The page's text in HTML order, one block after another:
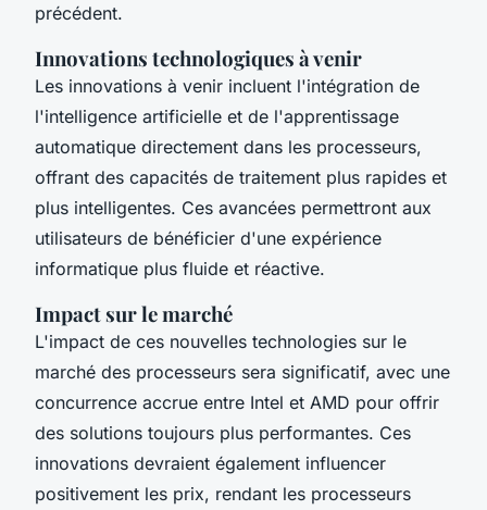
précédent.
Innovations technologiques à venir
Les innovations à venir incluent l'intégration de
l'intelligence artificielle et de l'apprentissage
automatique directement dans les processeurs,
offrant des capacités de traitement plus rapides et
plus intelligentes. Ces avancées permettront aux
utilisateurs de bénéficier d'une expérience
informatique plus fluide et réactive.
Impact sur le marché
L'impact de ces nouvelles technologies sur le
marché des processeurs sera significatif, avec une
concurrence accrue entre Intel et AMD pour offrir
des solutions toujours plus performantes. Ces
innovations devraient également influencer
positivement les prix, rendant les processeurs